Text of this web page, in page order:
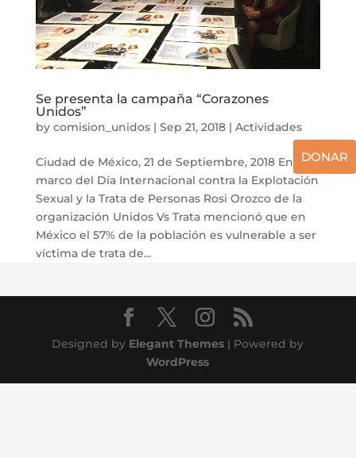
Se presenta la campaña “Corazones
Unidos”
by comision_unidos| Sep 21, 2018| Actividades
Ciudad de México, 21 de Septiembre, 2018 En el
marco del Día Internacional contra la Explotación
Sexual y la Trata de Personas Rosi Orozco de la
organización Unidos Vs Trata mencionó que en
México el 57% de la población es vulnerable a ser
víctima de trata de...
Designed by Elegant Themes | Powered by
WordPress
DONAR